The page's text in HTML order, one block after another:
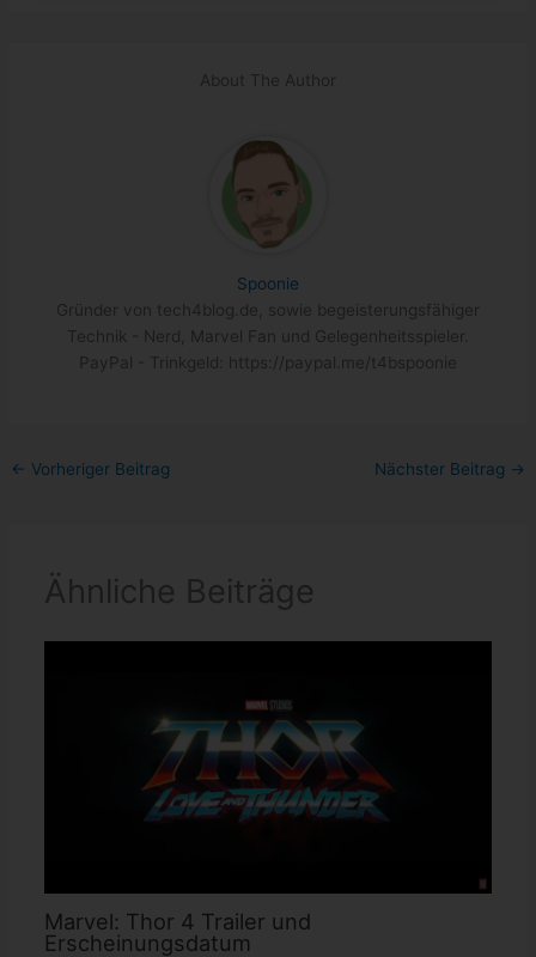
About The Author
Spoonie
Gründer von tech4blog.de, sowie begeisterungsfähiger
Technik - Nerd, Marvel Fan und Gelegenheitsspieler.
PayPal - Trinkgeld: https://paypal.me/t4bspoonie
← Vorheriger Beitrag Nächster Beitrag →
Ähnliche Beiträge
Marvel: Thor 4 Trailer und
Erscheinungsdatum